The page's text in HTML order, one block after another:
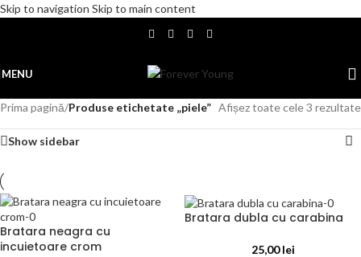
Skip to navigation Skip to main content
MENU
Prima pagină/Produse etichetate „piele” Afișez toate cele 3 rezultate
Show sidebar
Bratara neagra cu
incuietoare crom
Bratara dubla cu carabina
25,00lei